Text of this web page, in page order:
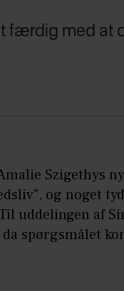
færdig med at
Szigethys
og noget
uddelingen af
spørgsmålet